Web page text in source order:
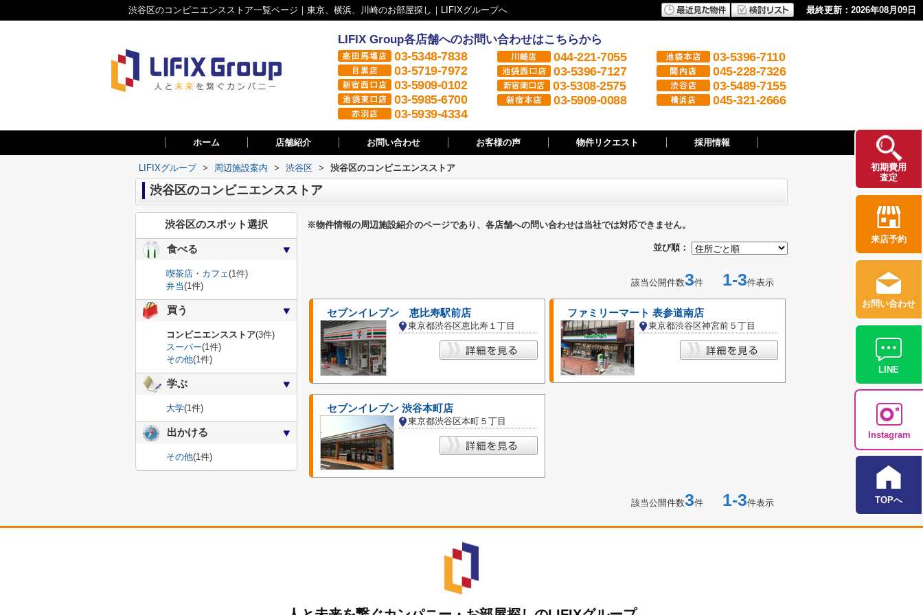
渋谷区のコンビニエンスストア一覧ページ｜東京、横浜、川崎のお部屋探し｜LIFIXグループへ 最終更新：2026年08月09日
LIFIX Group各店舗へのお問い合わせはこちらから
03-5348-7838
03-5719-7972
03-5909-0102
03-5985-6700
03-5939-4334
044-221-7055
03-5396-7127
03-5308-2575
03-5909-0088
03-5396-7110
045-228-7326
03-5489-7155
045-321-2666
ホーム 店舗紹介 お問い合わせ お客様の声 物件リクエスト 採用情報
LIFIXグループ > 周辺施設案内 > 渋谷区 > 渋谷区のコンビニエンスストア
渋谷区のコンビニエンスストア
※物件情報の周辺施設紹介のページであり、各店舗への問い合わせは当社では対応できません。
並び順：
該当公開件数3件 1-3件表示
セブンイレブン 恵比寿駅前店
東京都渋谷区恵比寿１丁目
ファミリーマート 表参道南店
東京都渋谷区神宮前５丁目
セブンイレブン 渋谷本町店
東京都渋谷区本町５丁目
該当公開件数3件 1-3件表示
渋谷区のスポット選択
食べる
喫茶店・カフェ(1件)
弁当(1件)
買う
コンビニエンスストア(3件)
スーパー(1件)
その他(1件)
学ぶ
大学(1件)
出かける
その他(1件)
初期費用
査定
来店予約
お問い合わせ
LINE
Instagram
TOPへ